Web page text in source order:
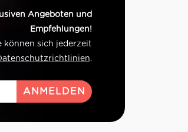
Angeboten und
Empfehlungen!
können sich jederzeit
.